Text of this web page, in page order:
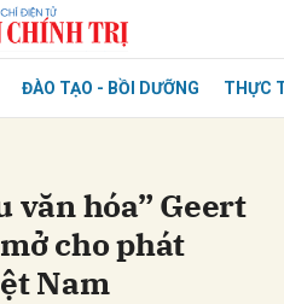
ĐÀO TẠO - BỒI DƯỠNG THỰC
văn hóa” Geert
cho phát
Nam